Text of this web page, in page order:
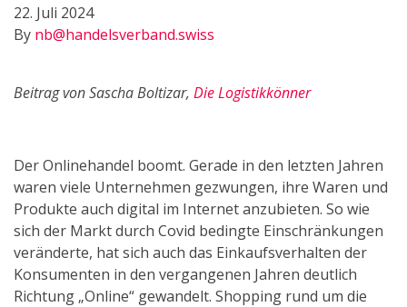
22. Juli 2024
By nb@handelsverband.swiss
Beitrag von Sascha Boltizar, Die Logistikkönner
Der Onlinehandel boomt. Gerade in den letzten Jahren
waren viele Unternehmen gezwungen, ihre Waren und
Produkte auch digital im Internet anzubieten. So wie
sich der Markt durch Covid bedingte Einschränkungen
veränderte, hat sich auch das Einkaufsverhalten der
Konsumenten in den vergangenen Jahren deutlich
Richtung „Online“ gewandelt. Shopping rund um die